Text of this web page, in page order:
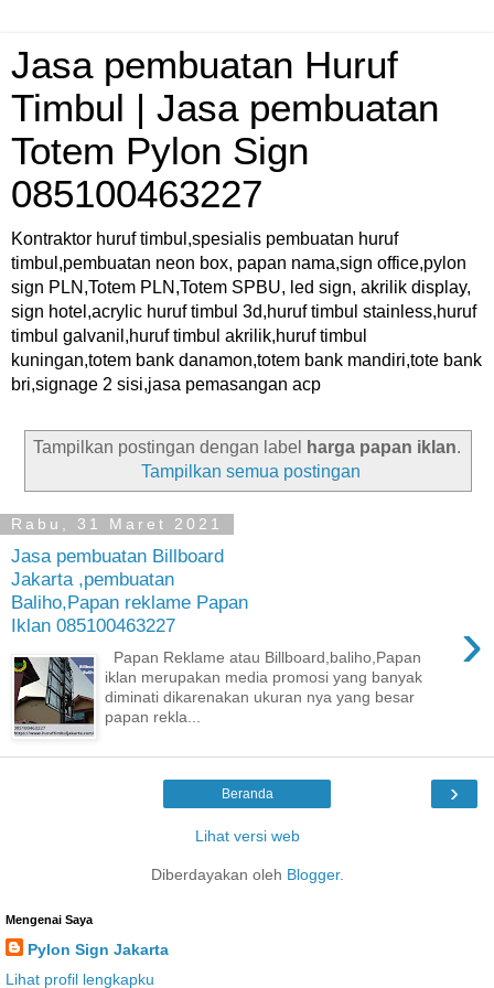
Jasa pembuatan Huruf
Timbul | Jasa pembuatan
Totem Pylon Sign
085100463227
Kontraktor huruf timbul,spesialis pembuatan huruf
timbul,pembuatan neon box, papan nama,sign office,pylon
sign PLN,Totem PLN,Totem SPBU, led sign, akrilik display,
sign hotel,acrylic huruf timbul 3d,huruf timbul stainless,huruf
timbul galvanil,huruf timbul akrilik,huruf timbul
kuningan,totem bank danamon,totem bank mandiri,tote bank
bri,signage 2 sisi,jasa pemasangan acp
Tampilkan postingan dengan label harga papan iklan.
Tampilkan semua postingan
Rabu, 31 Maret 2021
Jasa pembuatan Billboard
Jakarta ,pembuatan
Baliho,Papan reklame Papan
Iklan 085100463227
›
Papan Reklame atau Billboard,baliho,Papan
iklan merupakan media promosi yang banyak
diminati dikarenakan ukuran nya yang besar
papan rekla...
›
Beranda
Lihat versi web
Diberdayakan oleh Blogger.
Mengenai Saya
Pylon Sign Jakarta
Lihat profil lengkapku